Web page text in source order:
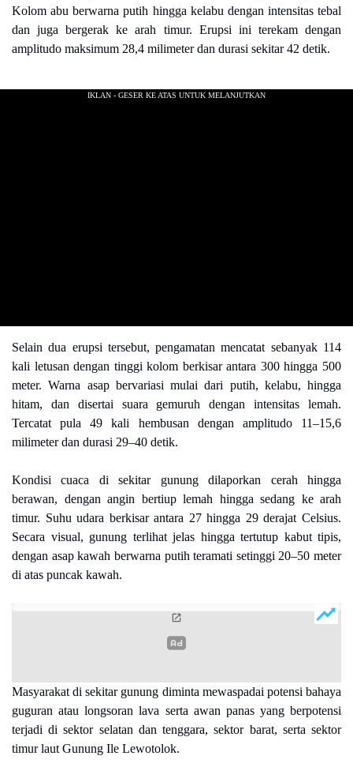
Kolom abu berwarna putih hingga kelabu dengan intensitas tebal
dan juga bergerak ke arah timur. Erupsi ini terekam dengan
amplitudo maksimum 28,4 milimeter dan durasi sekitar 42 detik.
Selain dua erupsi tersebut, pengamatan mencatat sebanyak 114
kali letusan dengan tinggi kolom berkisar antara 300 hingga 500
meter. Warna asap bervariasi mulai dari putih, kelabu, hingga
hitam, dan disertai suara gemuruh dengan intensitas lemah.
Tercatat pula 49 kali hembusan dengan amplitudo 11–15,6
milimeter dan durasi 29–40 detik.
Kondisi cuaca di sekitar gunung dilaporkan cerah hingga
berawan, dengan angin bertiup lemah hingga sedang ke arah
timur. Suhu udara berkisar antara 27 hingga 29 derajat Celsius.
Secara visual, gunung terlihat jelas hingga tertutup kabut tipis,
dengan asap kawah berwarna putih teramati setinggi 20–50 meter
di atas puncak kawah.
Masyarakat di sekitar gunung diminta mewaspadai potensi bahaya
guguran atau longsoran lava serta awan panas yang berpotensi
terjadi di sektor selatan dan tenggara, sektor barat, serta sektor
timur laut Gunung Ile Lewotolok.